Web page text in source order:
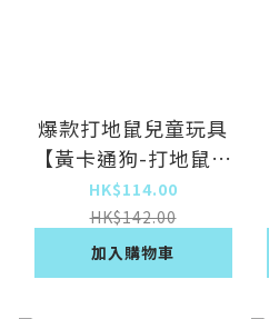
爆款打地鼠兒童玩具
【黃卡通狗-打地鼠[1
個鎚子]】
HK$114.00
HK$142.00
加入購物車